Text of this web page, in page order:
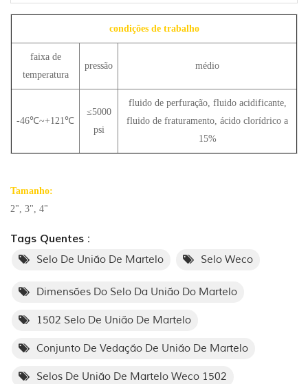
condições de trabalho
faixa de
temperatura
pressão médio
-46℃~+121℃
≤5000
psi
fluido de perfuração, fluido acidificante,
fluido de fraturamento, ácido clorídrico a
15%
Tamanho:
2", 3", 4"
Tags Quentes :
Selo De União De Martelo Selo Weco
Dimensões Do Selo Da União Do Martelo
1502 Selo De União De Martelo
Conjunto De Vedação De União De Martelo
Selos De União De Martelo Weco 1502